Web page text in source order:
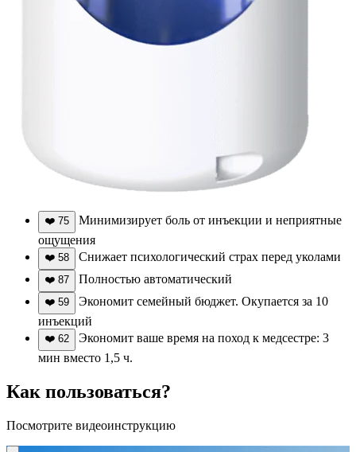
❤️ 75
Минимизирует боль от инъекции и неприятные
ощущения
❤️ 58 Снижает психологический страх перед уколами
❤️ 87 Полностью автоматический
❤️ 59
Экономит семейный бюджет. Окупается за 10
инъекций
❤️ 62
Экономит ваше время на поход к медсестре: 3
мин вместо 1,5 ч.
Как пользоваться?
Посмотрите видеоинструкцию